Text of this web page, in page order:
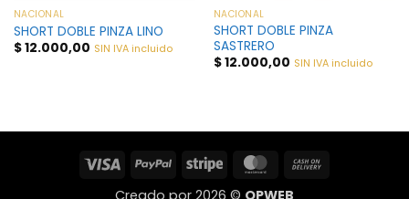
NACIONAL
SHORT DOBLE PINZA LINO
$12.000,00 SIN IVA incluido
NACIONAL
SHORT DOBLE PINZA
SASTRERO
$12.000,00 SIN IVA incluido
Visa PayPal Stripe MasterCard